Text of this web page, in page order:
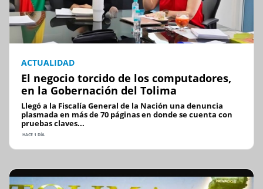
ACTUALIDAD
El negocio torcido de los computadores,
en la Gobernación del Tolima
Llegó a la Fiscalía General de la Nación una denuncia
plasmada en más de 70 páginas en donde se cuenta con
pruebas claves...
HACE 1 DÍA